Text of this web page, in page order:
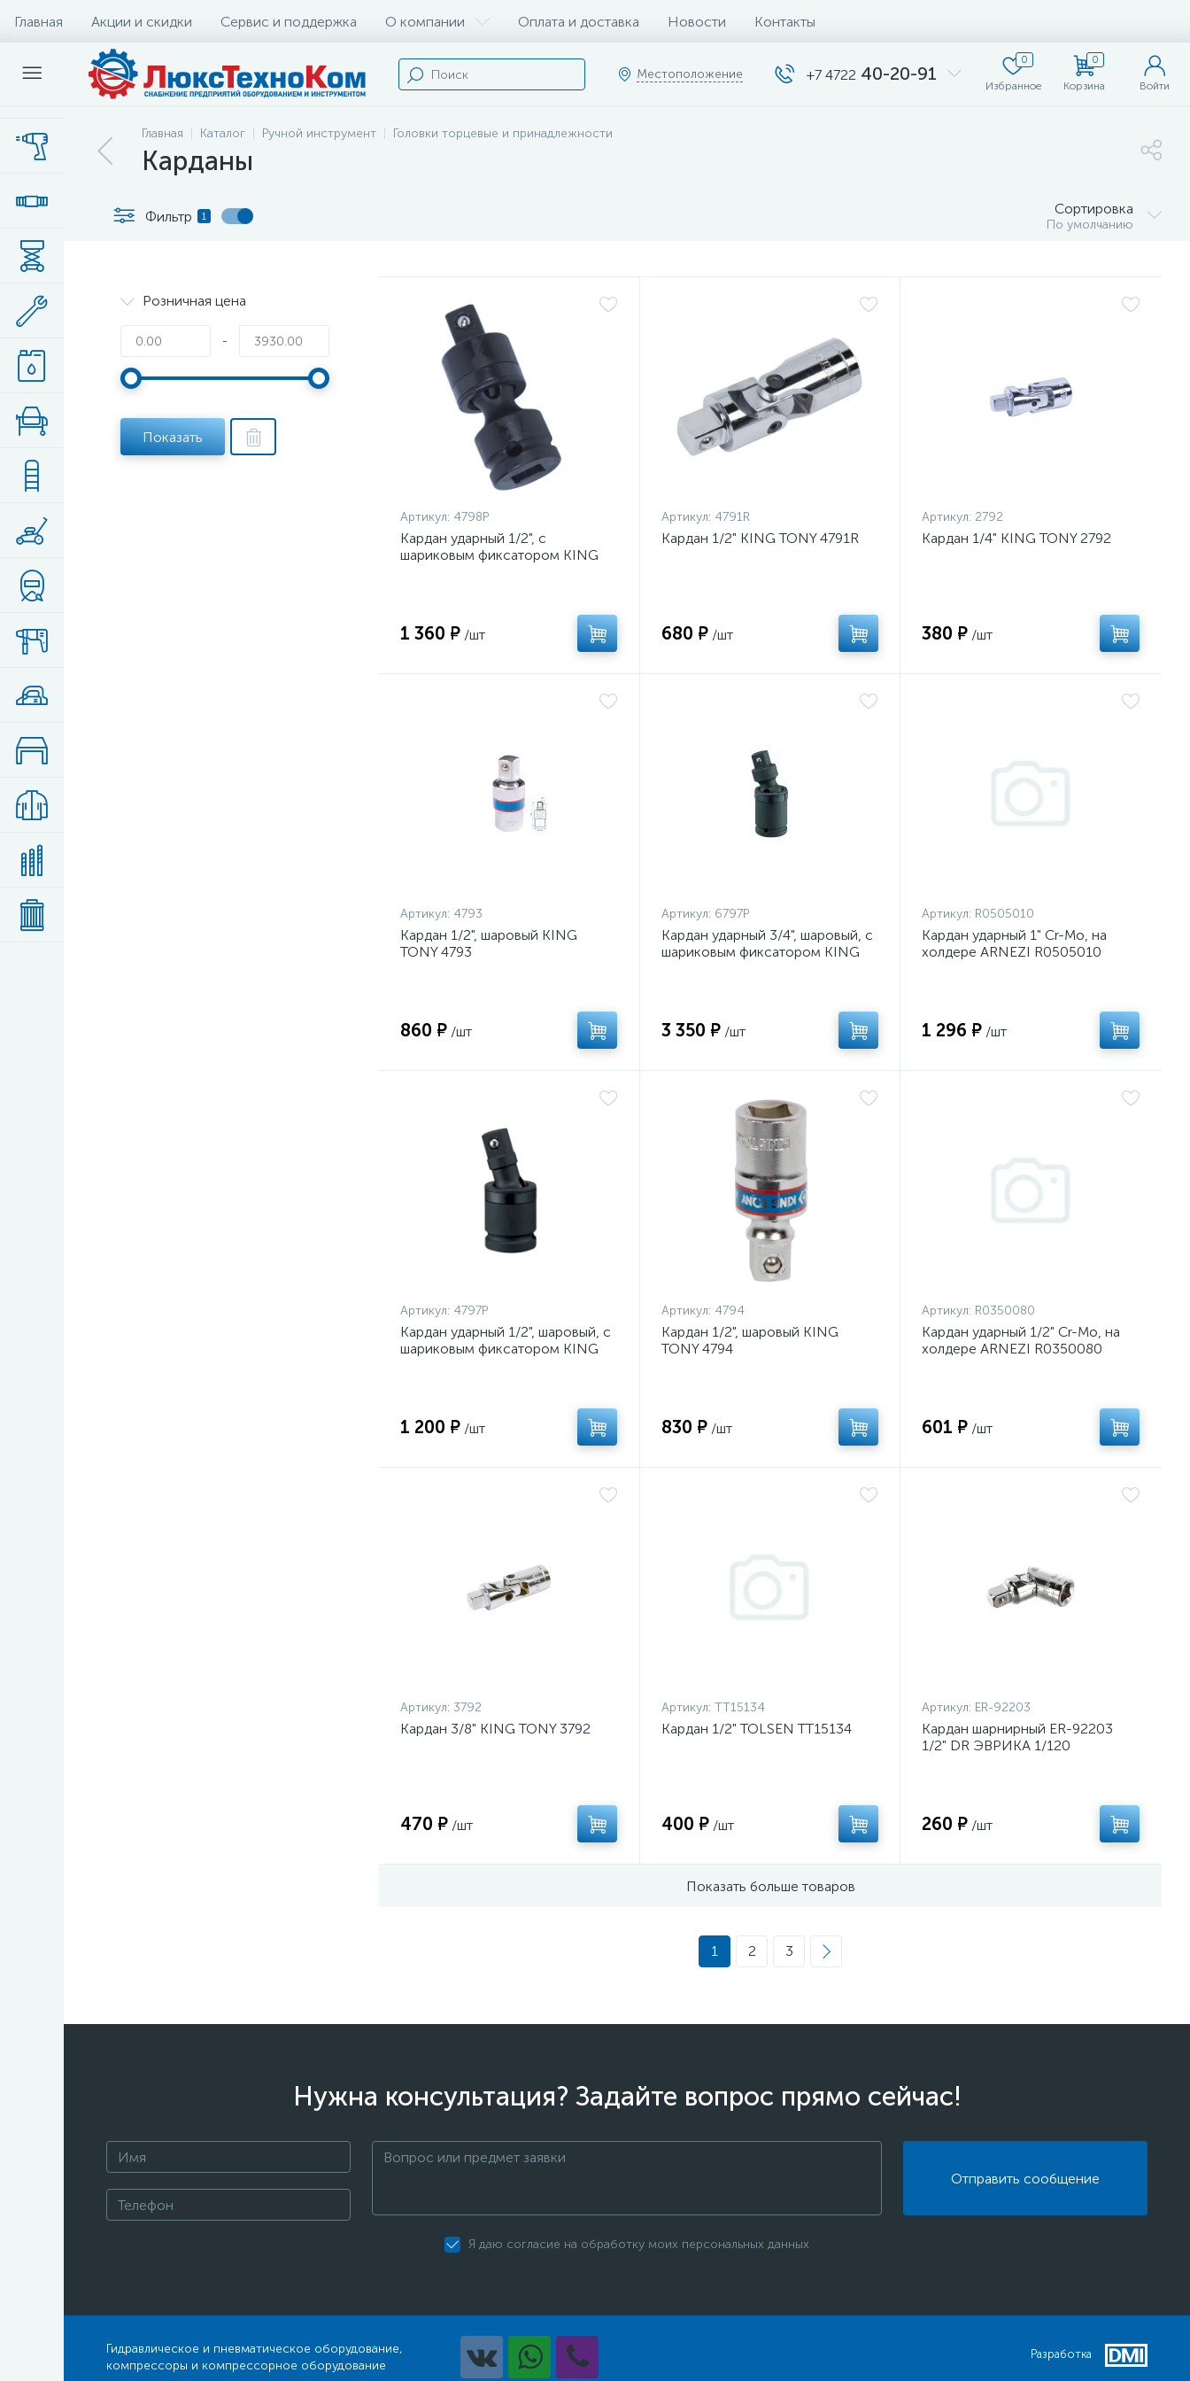
Главная Акции и скидки Сервис и поддержка О компании Оплата и доставка Новости Контакты
Местоположение +7 4722 40-20-91
0
Избранное
0
Корзина Войти
Главная Каталог Ручной инструмент Головки торцевые и принадлежности
Карданы
Фильтр 1 Сортировка
По умолчанию
Розничная цена
-
Показать
Артикул: 4798P
Кардан ударный 1/2", с
шариковым фиксатором KING
1 360 ₽ /шт
Артикул: 4791R
Кардан 1/2" KING TONY 4791R
680 ₽ /шт
Артикул: 2792
Кардан 1/4" KING TONY 2792
380 ₽ /шт
Артикул: 4793
Кардан 1/2", шаровый KING
TONY 4793
860 ₽ /шт
Артикул: 6797P
Кардан ударный 3/4", шаровый, с
шариковым фиксатором KING
3 350 ₽ /шт
Артикул: R0505010
Кардан ударный 1" Cr-Mo, на
холдере ARNEZI R0505010
1 296 ₽ /шт
Артикул: 4797P
Кардан ударный 1/2", шаровый, с
шариковым фиксатором KING
1 200 ₽ /шт
Артикул: 4794
Кардан 1/2", шаровый KING
TONY 4794
830 ₽ /шт
Артикул: R0350080
Кардан ударный 1/2" Cr-Mo, на
холдере ARNEZI R0350080
601 ₽ /шт
Артикул: 3792
Кардан 3/8" KING TONY 3792
470 ₽ /шт
Артикул: TT15134
Кардан 1/2" TOLSEN TT15134
400 ₽ /шт
Артикул: ER-92203
Кардан шарнирный ER-92203
1/2" DR ЭВРИКА 1/120
260 ₽ /шт
Показать больше товаров
1 2 3
Нужна консультация? Задайте вопрос прямо сейчас!
Отправить сообщение
Я даю согласие на обработку моих персональных данных
Гидравлическое и пневматическое оборудование,
компрессоры и компрессорное оборудование
Разработка